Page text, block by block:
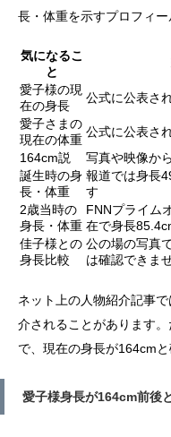
長・体重を示すプロフィー
気になるこ
と
愛子様の現
在の身長
公式に公表さ
愛子さまの
現在の体重
公式に公表さ
164cm説
写真や映像か
誕生時の身
長・体重
報道では身長
す
2歳当時の
身長・体重
FNNプライム
在で身長
佳子様との
身長比較
公の場の写真
は確認できま
ネット上の人物紹介記事
介されることがあります
で、現在の身長が164cm
愛子様身長が164cm前後